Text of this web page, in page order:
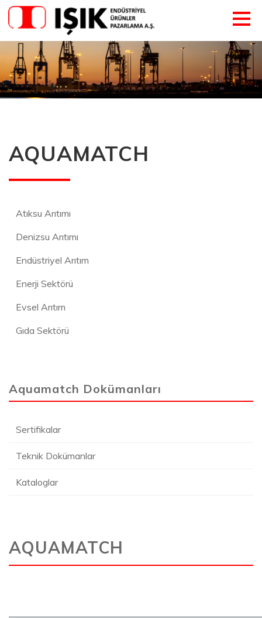
AQUAMATCH
Atıksu Arıtımı
Denizsu Arıtımı
Endüstriyel Arıtım
Enerji Sektörü
Evsel Arıtım
Gıda Sektörü
Aquamatch Dokümanları
Sertifikalar
Teknik Dokümanlar
Kataloglar
AQUAMATCH